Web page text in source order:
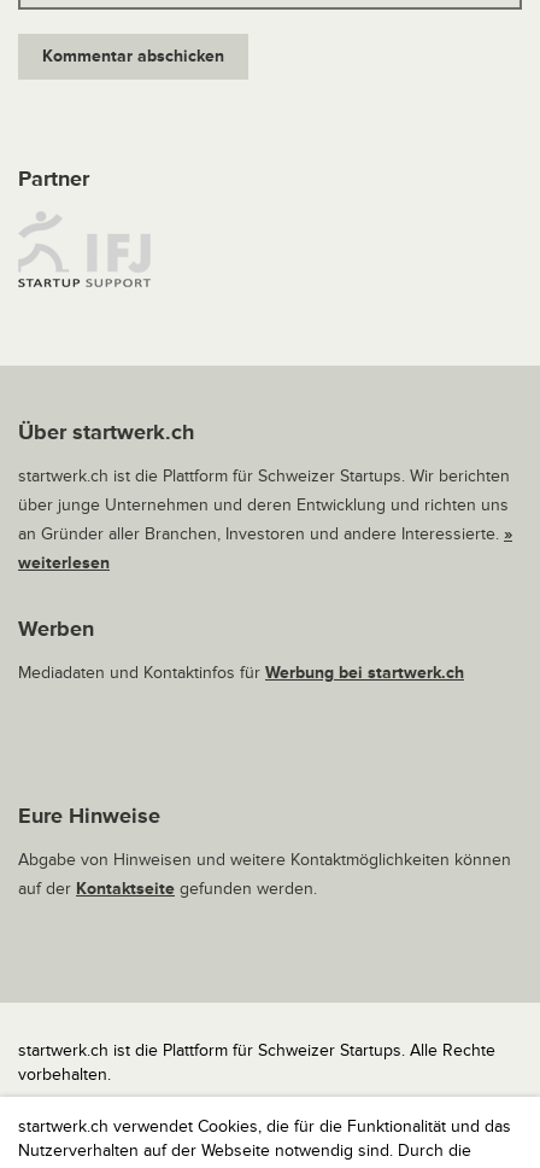
startwerk.ch verwendet Cookies, die für die Funktionalität und das
Nutzerverhalten auf der Webseite notwendig sind. Durch die
Partner
Über startwerk.ch
startwerk.ch ist die Plattform für Schweizer Startups. Wir berichten
über junge Unternehmen und deren Entwicklung und richten uns
an Gründer aller Branchen, Investoren und andere Interessierte. »
weiterlesen
Werben
Mediadaten und Kontaktinfos für Werbung bei startwerk.ch
Eure Hinweise
Abgabe von Hinweisen und weitere Kontaktmöglichkeiten können
auf der Kontaktseite gefunden werden.
startwerk.ch ist die Plattform für Schweizer Startups. Alle Rechte
vorbehalten.
Impressum
Kontakt